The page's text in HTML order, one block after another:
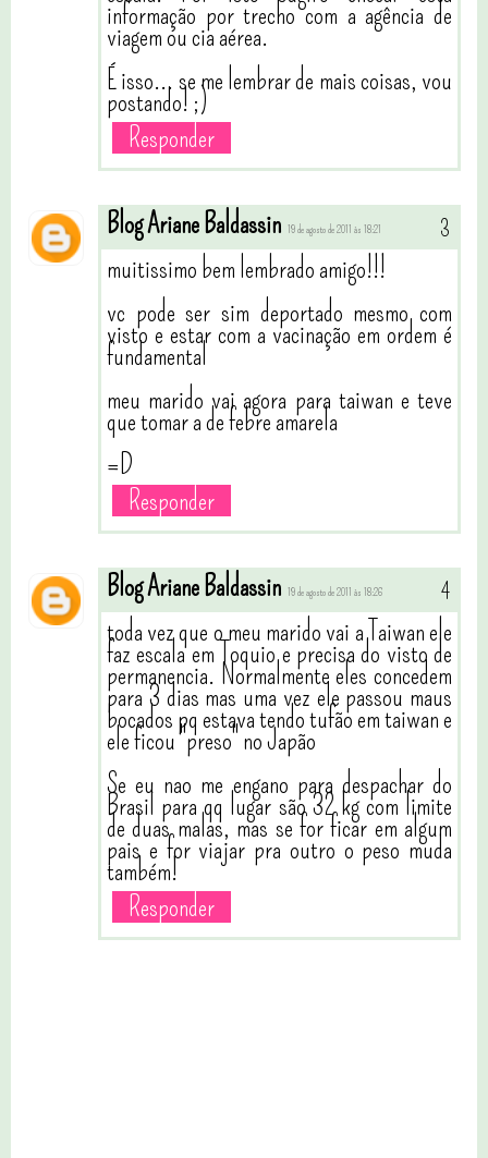
informação por trecho com a agência de
viagem ou cia aérea.
É isso... se me lembrar de mais coisas, vou
postando! ;)
Responder
Blog Ariane Baldassin 19 de agosto de 2011 às 18:21
muitissimo bem lembrado amigo!!!
vc pode ser sim deportado mesmo com
visto e estar com a vacinação em ordem é
fundamental
meu marido vai agora para taiwan e teve
que tomar a de febre amarela
=D
Responder
Blog Ariane Baldassin 19 de agosto de 2011 às 18:26
toda vez que o meu marido vai a Taiwan ele
faz escala em Toquio e precisa do visto de
permanencia. Normalmente eles concedem
para 3 dias mas uma vez ele passou maus
bocados pq estava tendo tufão em taiwan e
ele ficou "preso" no Japão
Se eu nao me engano para despachar do
Brasil para qq lugar são 32 kg com limite
de duas malas, mas se for ficar em algum
pais e for viajar pra outro o peso muda
também!
Responder